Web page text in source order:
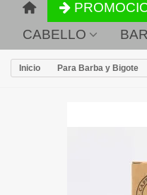
CABELLO
Inicio Para Barba y Bigote